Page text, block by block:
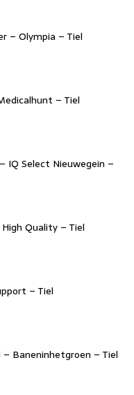
– Olympia – Tiel
– Tiel
IQ Select Nieuwegein –
Quality – Tiel
– Tiel
Baneninhetgroen – Tiel